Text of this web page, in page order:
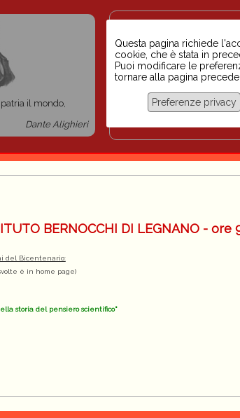
il mondo,
Dante Alighieri
razzismo
Home
Progetti per le scuole
Coordinamento
Questa pagina richiede
cookie, che è stata in
Puoi modificare le
tornare alla pagina
Preferenze privacy
BERNOCCHI DI LEGNANO - ore
del Bicentenario:
è in home page)
storia del pensiero scientifico"